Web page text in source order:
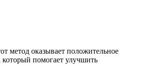
метод оказывает положительное
помогает улучшить